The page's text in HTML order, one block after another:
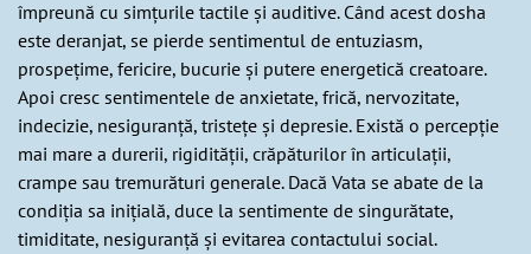
împreună cu simțurile tactile și auditive. Când acest dosha
este deranjat, se pierde sentimentul de entuziasm,
prospețime, fericire, bucurie și putere energetică creatoare.
Apoi cresc sentimentele de anxietate, frică, nervozitate,
indecizie, nesiguranță, tristețe și depresie. Există o percepție
mai mare a durerii, rigidității, crăpăturilor în articulații,
crampe sau tremurături generale. Dacă Vata se abate de la
condiția sa inițială, duce la sentimente de singurătate,
timiditate, nesiguranță și evitarea contactului social.